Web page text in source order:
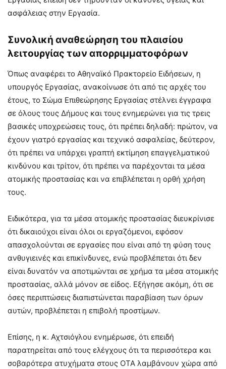
ασφάλειας στην Εργασία.
Συνολική αναθεώρηση του πλαισίου
λειτουργίας των απορριμματοφόρων
Όπως αναφέρει το Αθηναϊκό Πρακτορείο Ειδήσεων, η
υπουργός Εργασίας, ανακοίνωσε ότι από τις αρχές του
έτους, το Σώμα Επιθεώρησης Εργασίας στέλνει έγγραφα
σε όλους τους Δήμους και τους ενημερώνει για τις τρεις
βασικές υποχρεώσεις τους, ότι πρέπει δηλαδή: πρώτον, να
έχουν γιατρό εργασίας και τεχνικό ασφαλείας, δεύτερον,
ότι πρέπει να υπάρχει γραπτή εκτίμηση επαγγελματικού
κινδύνου και τρίτον, ότι πρέπει να παρέχονται τα μέσα
ατομικής προστασίας και να επιβλέπεται η ορθή χρήση
τους.
Ειδικότερα, για τα μέσα ατομικής προστασίας διευκρίνισε
ότι δικαιούχοι είναι όλοι οι εργαζόμενοι, εφόσον
απασχολούνται σε εργασίες που είναι από τη φύση τους
ανθυγιεινές και επικίνδυνες, ενώ προβλέπεται ότι δεν
είναι δυνατόν να αποτιμώνται σε χρήμα τα μέσα ατομικής
προστασίας, αλλά μόνον σε είδος. Εξήγησε ακόμη, ότι σε
όσες περιπτώσεις διαπιστώνεται παραβίαση των όρων
αυτών, προβλέπεται η επιβολή προστίμων.
Επίσης, η κ. Αχτσιόγλου ενημέρωσε, ότι επειδή
παρατηρείται από τους ελέγχους ότι τα περισσότερα και
σοβαρότερα ατυχήματα στους ΟΤΑ λαμβάνουν χώρα από